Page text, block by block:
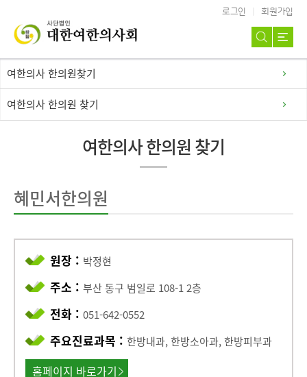
로그인 회원가입
여한의사 한의원찾기
여한의사 한의원 찾기
여한의사 한의원 찾기
혜민서한의원
원장 : 박정현
주소 : 부산 동구 범일로 108-1 2층
전화 : 051-642-0552
주요진료과목 : 한방내과, 한방소아과, 한방피부과
홈페이지 바로가기